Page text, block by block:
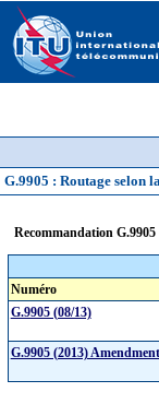
G.9905 : Routage selon
Recommandation G.9905
Numéro
G.9905 (08/13)
G.9905 (2013)